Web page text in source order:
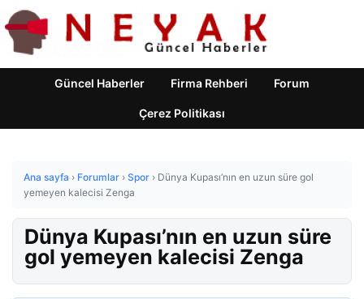
Güncel Haberler Firma Rehberi Forum
Çerez Politikası
Ana sayfa › Forumlar › Spor › Dünya Kupası’nın en uzun süre gol
yemeyen kalecisi Zenga
Dünya Kupası’nın en uzun süre
gol yemeyen kalecisi Zenga